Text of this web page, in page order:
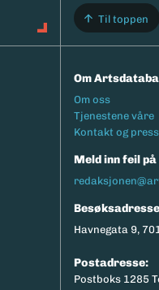
Til toppen
Om
Footermeny
Om oss
Tjenestene våre
Kontakt og
Meld inn feil
Besøksadresse
Havnegata 9,
Postadresse:
Postboks 1285